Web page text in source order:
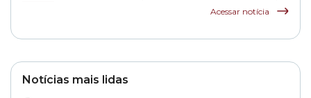
Acessar notícia
Notícias mais lidas